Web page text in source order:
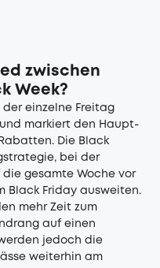
zwischen
Week?
einzelne Freitag
markiert den Haupt-
Die Black
bei der
gesamte Woche vor
Black Friday ausweiten.
mehr Zeit zum
auf einen
jedoch die
weiterhin am